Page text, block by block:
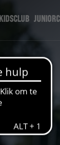
KIDSCLUB